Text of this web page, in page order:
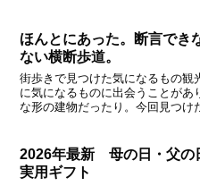
ほんとにあった。断言でき
ない横断歩道。
街歩きで見つけた気になるもの観
に気になるものに出会うことが
な形の建物だったり。今回見つけ
2026年最新 母の日・父の
実用ギフト